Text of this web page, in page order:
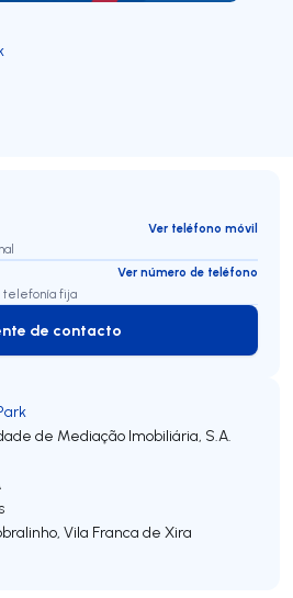
Ver teléfono móvil
Ver número de teléfono
telefonía fija
Agente de contacto
de contacto
de Mediação Imobiliária, S.A.
, Vila Franca de Xira